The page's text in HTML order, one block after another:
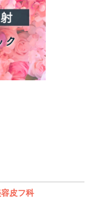
皮フ科